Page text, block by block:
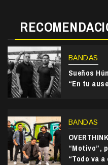
BANDAS
Sueños
“En tu
BANDAS
“Motivo”,
“Todo va